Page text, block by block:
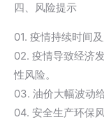
四、风险提示
01. 疫情持续时间
02. 疫情导致经济
性风险。
03. 油价大幅波动
04. 安全生产环保风